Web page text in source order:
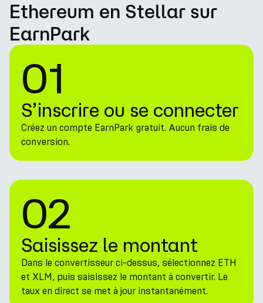
Ethereum en Stellar sur
EarnPark
01
S’inscrire ou se connecter
Créez un compte EarnPark gratuit. Aucun frais de
conversion.
02
Saisissez le montant
Dans le convertisseur ci-dessus, sélectionnez ETH
et XLM, puis saisissez le montant à convertir. Le
taux en direct se met à jour instantanément.